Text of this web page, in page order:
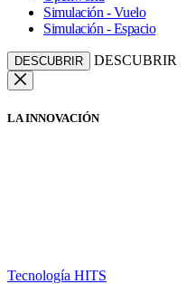
Simulación - Vuelo
Simulación - Espacio
DESCUBRIR DESCUBRIR
LA INNOVACIÓN
Tecnología HITS